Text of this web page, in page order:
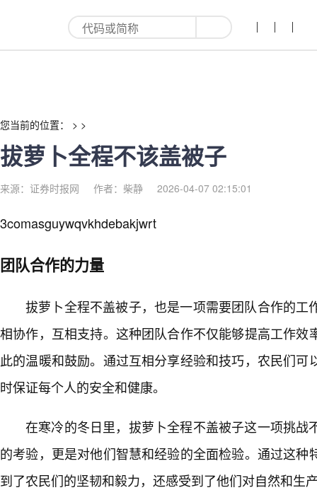
拔萝卜全程不该盖被子-红利来
您当前的位置： > >
拔萝卜全程不该盖被子
来源：证券时报网 作者：柴静 2026-04-07 02:15:01
3comasguywqvkhdebakjwrt
团队合作的力量
拔萝卜全程不盖被子，也是一项需要团队合作的工
相协作，互相支持。这种团队合作不仅能够提高工作效
此的温暖和鼓励。通过互相分享经验和技巧，农民们可
时保证每个人的安全和健康。
在寒冷的冬日里，拔萝卜全程不盖被子这一项挑战
的考验，更是对他们智慧和经验的全面检验。通过这种
到了农民们的坚韧和毅力，还感受到了他们对自然和生